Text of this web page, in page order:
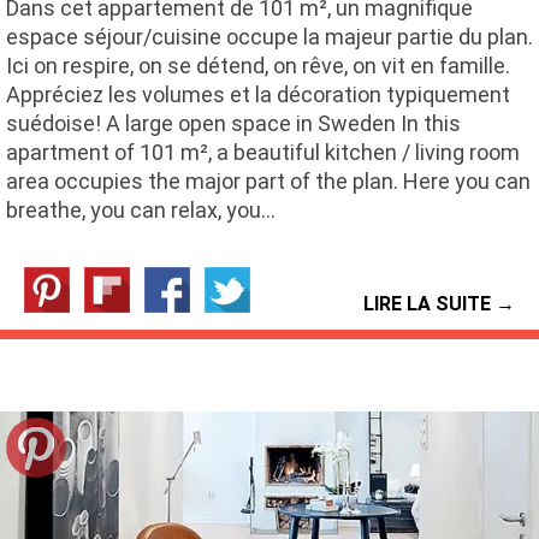
Dans cet appartement de 101 m², un magnifique
espace séjour/cuisine occupe la majeur partie du plan.
Ici on respire, on se détend, on rêve, on vit en famille.
Appréciez les volumes et la décoration typiquement
suédoise! A large open space in Sweden In this
apartment of 101 m², a beautiful kitchen / living room
area occupies the major part of the plan. Here you can
breathe, you can relax, you…
LIRE LA SUITE →